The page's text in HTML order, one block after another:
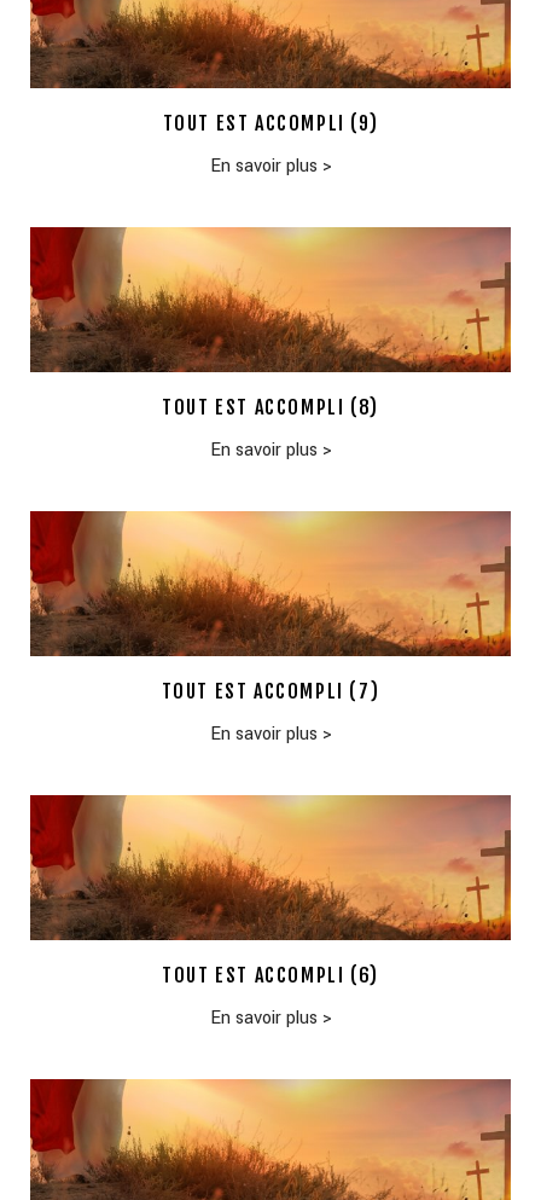
TOUT EST ACCOMPLI (9)
En savoir plus >
TOUT EST ACCOMPLI (8)
En savoir plus >
TOUT EST ACCOMPLI (7)
En savoir plus >
TOUT EST ACCOMPLI (6)
En savoir plus >